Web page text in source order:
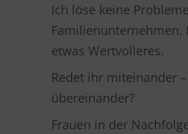
Ich löse keine
Familienunternehmen.
etwas Wertvolleres.
Redet ihr miteinander
übereinander?
Frauen in der